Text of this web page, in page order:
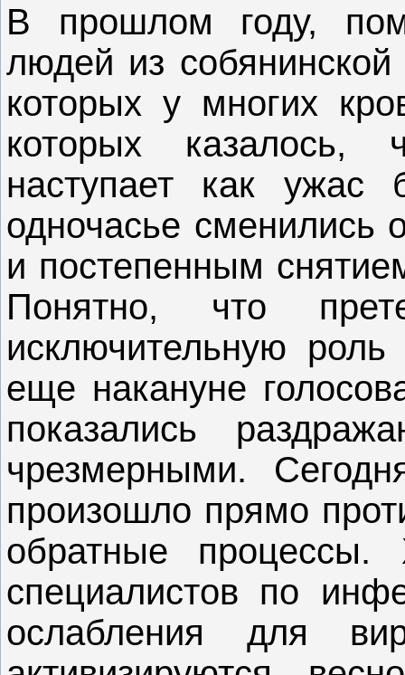
В прошлом году,
людей из собянинской
которых у многих
которых
наступает как ужас
одночасье сменились
и постепенным
Понятно, что
исключительную
еще накануне
показались
чрезмерными.
произошло прямо
обратные
специалистов по
ослабления для